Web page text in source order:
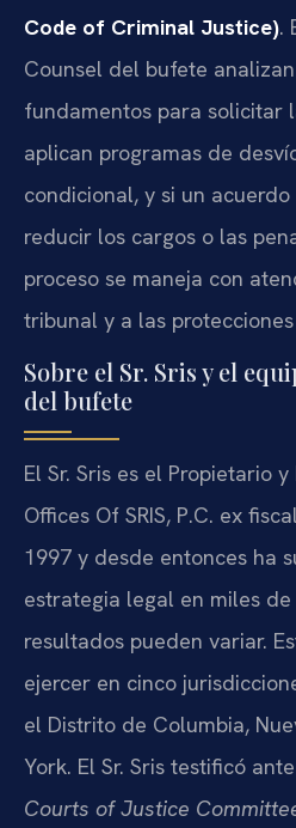
Code of Criminal Justice).
Counsel del bufete
fundamentos para solicitar
aplican programas de
condicional, y si un
reducir los cargos o las
proceso se maneja con
tribunal y a las
Sobre el Sr. Sris y el
del bufete
El Sr. Sris es el Propietario
Offices Of SRIS, P.C. ex
1997 y desde entonces ha
estrategia legal en miles de
resultados pueden variar.
ejercer en cinco
el Distrito de Columbia,
York. El Sr. Sris testificó
Courts of Justice